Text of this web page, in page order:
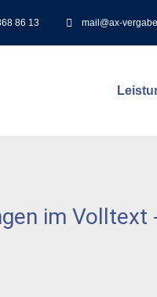
86 13 mail@ax-
im